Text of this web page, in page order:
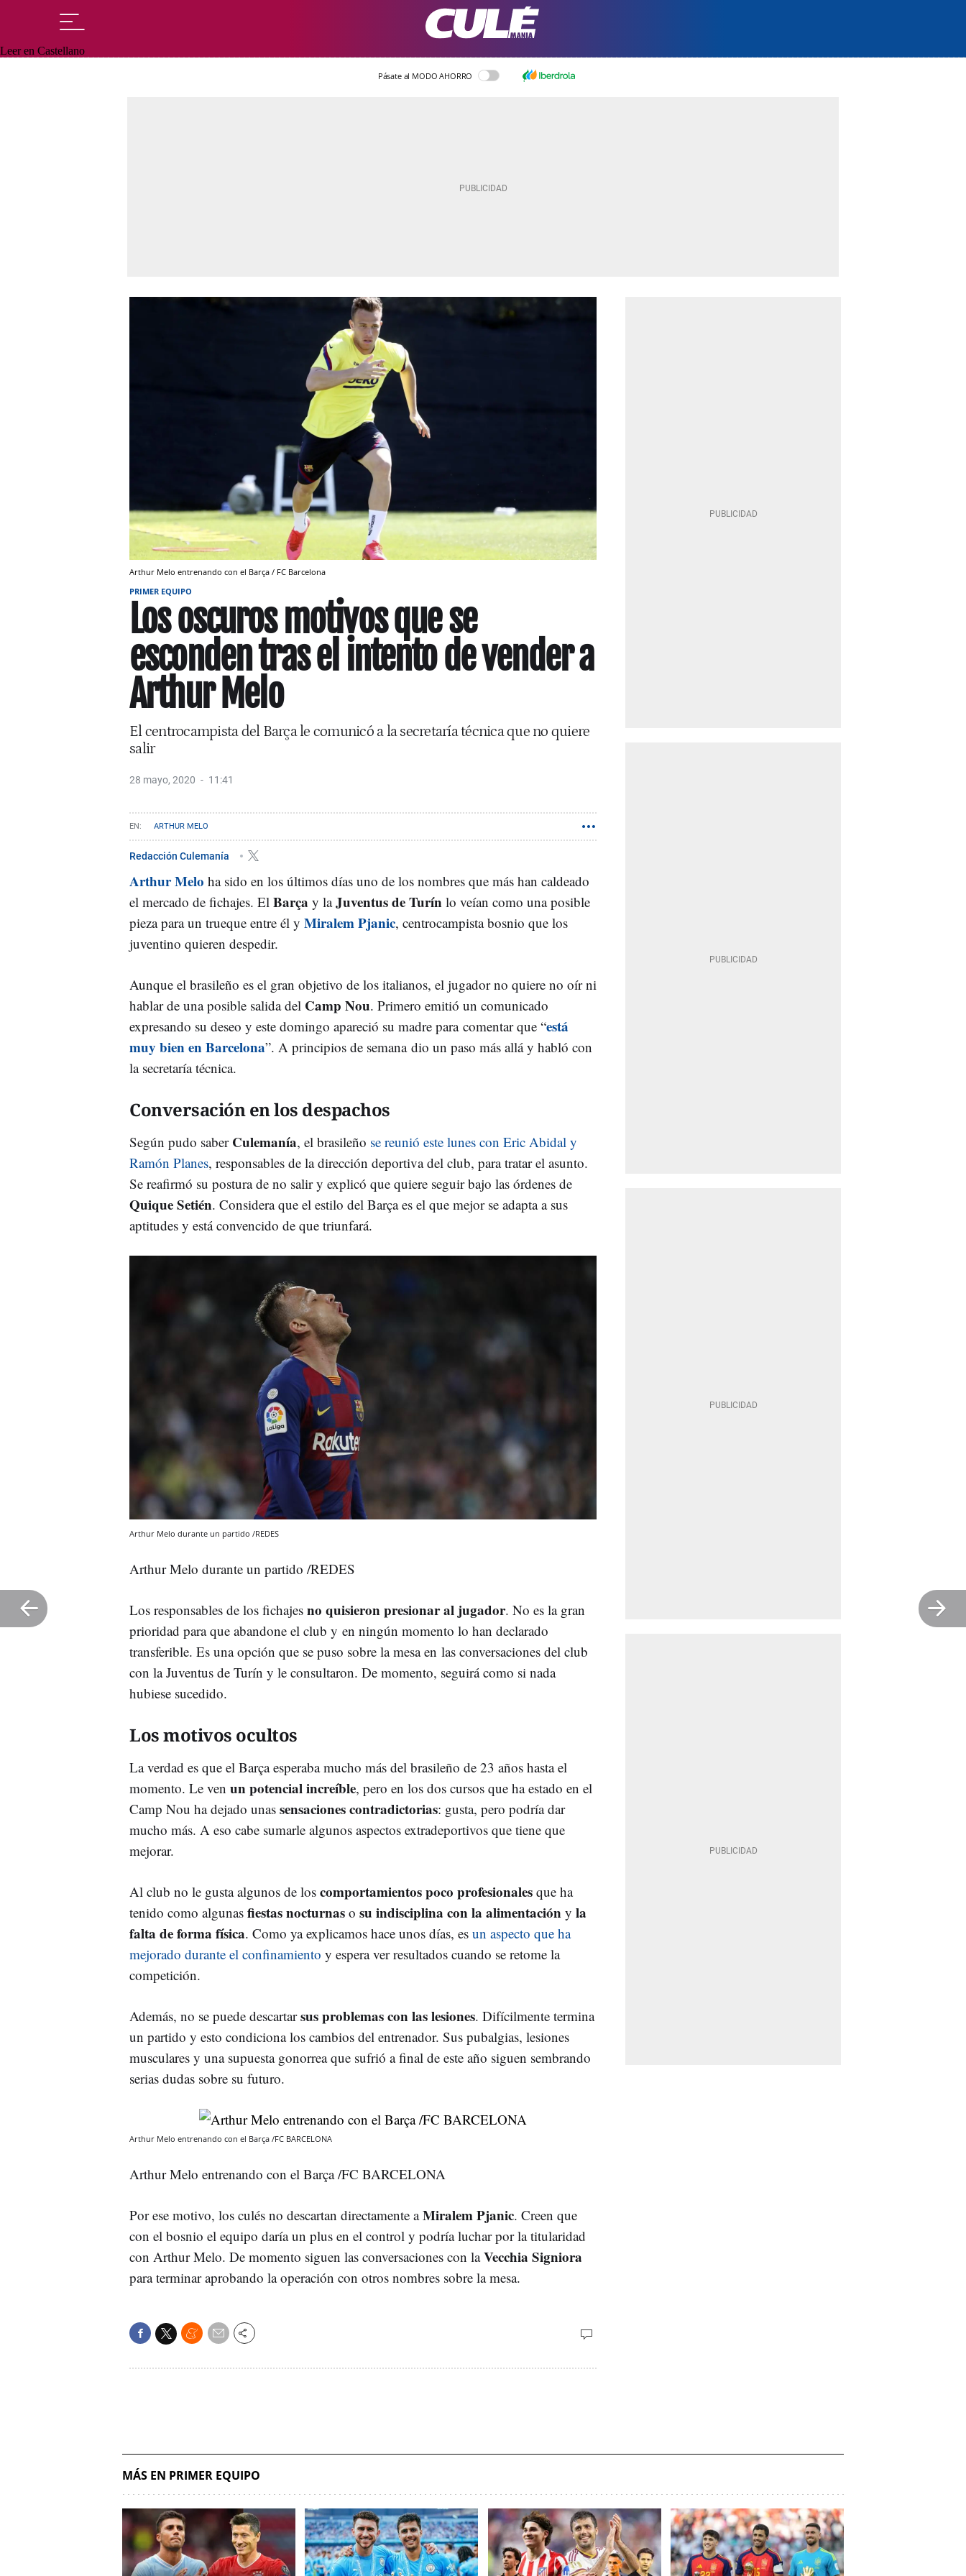
Leer en Castellano
Pásate al MODO AHORRO
Arthur Melo entrenando con el Barça / FC Barcelona
PRIMER EQUIPO
Los oscuros motivos que se
esconden tras el intento de vender a
Arthur Melo
El centrocampista del Barça le comunicó a la secretaría técnica que no quiere
salir
28 mayo, 2020 11:41
ARTHUR MELO
Redacción Culemanía
Arthur Melo ha sido en los últimos días uno de los nombres que más han caldeado
el mercado de fichajes. El Barça y laJuventus de Turín lo veían como una posible
pieza para un trueque entre él y Miralem Pjanic, centrocampista bosnio que los
juventino quieren despedir.
Aunque el brasileño es el gran objetivo de los italianos, el jugador no quiere no oír ni
hablar de una posible salida del Camp Nou. Primero emitió un comunicado
expresando su deseo y este domingo apareció su madre para comentar que “está
muy bien en Barcelona”. A principios de semana dio un paso más allá y habló con
la secretaría técnica.
Conversación en los despachos
Según pudo saber Culemanía, el brasileño se reunió este lunes con Eric Abidal y
Ramón Planes, responsables de la dirección deportiva del club, para tratar el asunto.
Se reafirmó su postura de no salir y explicó que quiere seguir bajo las órdenes de
Quique Setién. Considera que el estilo del Barça es el que mejor se adapta a sus
aptitudes y está convencido de que triunfará.
Arthur Melo durante un partido /REDES
Arthur Melo durante un partido /REDES
Los responsables de los fichajes no quisieron presionar al jugador. No es la gran
prioridad para que abandone el club y en ningún momento lo han declarado
transferible. Es una opción que se puso sobre la mesa en las conversaciones del club
con la Juventus de Turín y le consultaron. De momento, seguirá como si nada
hubiese sucedido.
Los motivos ocultos
La verdad es que el Barça esperaba mucho más del brasileño de 23 años hasta el
momento. Le ven un potencial increíble, pero en los dos cursos que ha estado en el
Camp Nou ha dejado unas sensaciones contradictorias: gusta, pero podría dar
mucho más. A eso cabe sumarle algunos aspectos extradeportivos que tiene que
mejorar.
Al club no le gusta algunos de los comportamientos poco profesionales que ha
tenido como algunas fiestas nocturnas o su indisciplina con la alimentación y la
falta de forma física. Como ya explicamos hace unos días, es un aspecto que ha
mejorado durante el confinamiento y espera ver resultados cuando se retome la
competición.
Además, no se puede descartarsus problemas con las lesiones. Difícilmente termina
un partido y esto condiciona los cambios del entrenador. Sus pubalgias, lesiones
musculares y una supuesta gonorrea que sufrió a final de este año siguen sembrando
serias dudas sobre su futuro.
Arthur Melo entrenando con el Barça /FC BARCELONA
Arthur Melo entrenando con el Barça /FC BARCELONA
Por ese motivo, los culés no descartan directamente aMiralem Pjanic. Creen que
con el bosnio el equipo daría un plus en el control y podría luchar por la titularidad
con Arthur Melo. De momento siguen las conversaciones con laVecchia Signiora
para terminar aprobando la operación con otros nombres sobre la mesa.
MÁS EN PRIMER EQUIPO